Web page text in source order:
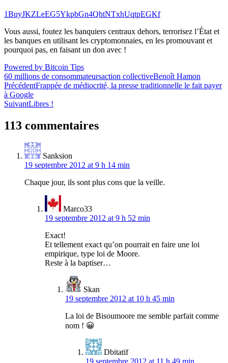
1BuyJKZLeEG5YkpbGn4QhtNTxhUqtpEGKf
Vous aussi, foutez les banquiers centraux dehors, terrorisez l’État et
les banques en utilisant les cryptomonnaies, en les promouvant et
pourquoi pas, en faisant un don avec !
Powered by Bitcoin Tips
60 millions de consommateursaction collectiveBenoît Hamon
Navigation
de
PrécédentFrappée de médiocrité, la presse traditionnelle le fait payer
à Google
SuivantLibres !
113 commentaires
Sanksion
19 septembre 2012 at 9 h 14 min
Chaque jour, ils sont plus cons que la veille.
Marco33
19 septembre 2012 at 9 h 52 min
Exact!
Et tellement exact qu’on pourrait en faire une loi
empirique, type loi de Moore.
Reste à la baptiser…
Skan
19 septembre 2012 at 10 h 45 min
La loi de Bisoumoore me semble parfait comme
nom ! 😀
Dbitatif